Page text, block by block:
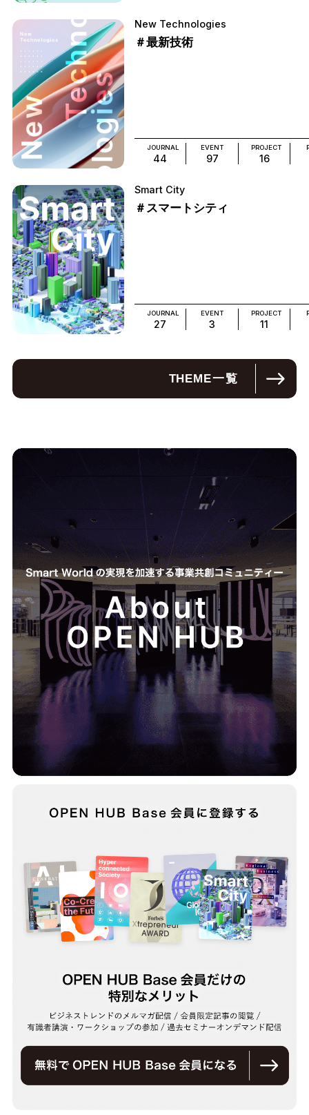
New Technologies
＃最新技術
JOURNAL
44
EVENT
97
PROJECT
16
Smart City
＃スマートシティ
JOURNAL
27
EVENT
3
PROJECT
11
THEME一覧